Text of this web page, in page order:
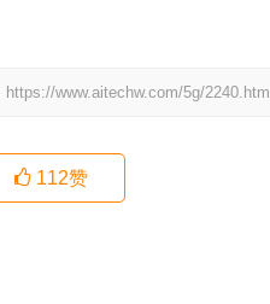
https://www.aitechw.com/5g/2240.html
112赞